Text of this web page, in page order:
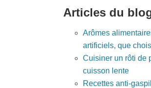
Articles du
Arômes
artificiels, que
Cuisiner un rôti de
cuisson lente
Recettes anti-